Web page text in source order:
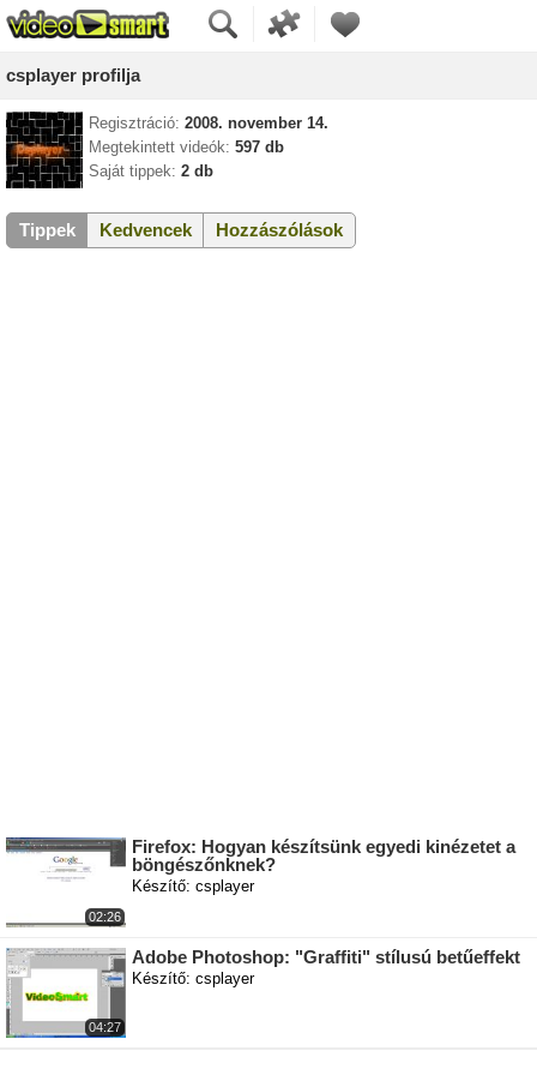
csplayer profilja
Regisztráció: 2008. november 14.
Megtekintett videók: 597 db
Saját tippek: 2 db
Tippek Kedvencek Hozzászólások
02:26
Firefox: Hogyan készítsünk egyedi kinézetet a
böngészőnknek?
Készítő: csplayer
04:27
Adobe Photoshop: "Graffiti" stílusú betűeffekt
Készítő: csplayer